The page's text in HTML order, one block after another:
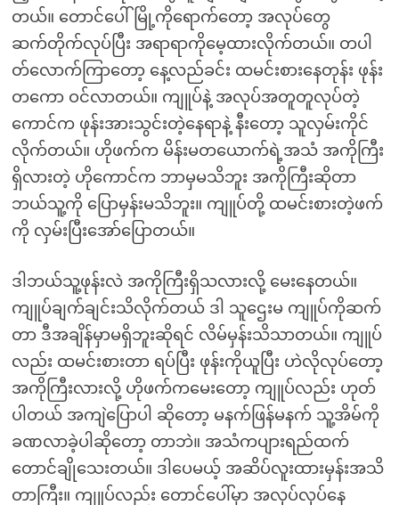
တယ်။ တောင်ပေါ်မြို့ကိုရောက်တော့ အလုပ်တွေ
ဆက်တိုက်လုပ်ပြီး အရာရာကိုမေ့ထားလိုက်တယ်။ တပါ
တ်လောက်ကြာတော့ နေ့လည်ခင်း ထမင်းစားနေတုန်း ဖုန်း
တကော ဝင်လာတယ်။ ကျူပ်နဲ့ အလုပ်အတူတူလုပ်တဲ့
ကောင်က ဖုန်းအားသွင်းတဲ့နေရာနဲ့ နီးတော့ သူလှမ်းကိုင်
လိုက်တယ်။ ဟိုဖက်က မိန်းမတယောက်ရဲ့အသံ အကိုကြီး
ရှိလားတဲ့ ဟိုကောင်က ဘာမှမသိဘူး အကိုကြီးဆိုတာ
ဘယ်သူ့ကို ပြောမှန်းမသိဘူး။ ကျူပ်တို့ ထမင်းစားတဲ့ဖက်
ကို လှမ်းပြီးအော်ပြောတယ်။
ဒါဘယ်သူ့ဖုန်းလဲ အကိုကြီးရှိသလားလို့ မေးနေတယ်။
ကျူပ်ချက်ချင်းသိလိုက်တယ် ဒါ သူဌေးမ ကျူပ်ကိုဆက်
တာ ဒီအချိန်မှာမရှိဘူးဆိုရင် လိမ်မှန်းသိသာတယ်။ ကျူပ်
လည်း ထမင်းစားတာ ရပ်ပြီး ဖုန်းကိုယူပြီး ဟဲလိုလုပ်တော့
အကိုကြီးလားလို့ ဟိုဖက်ကမေးတော့ ကျူပ်လည်း ဟုတ်
ပါတယ် အကျဲပြောပါ ဆိုတော့ မနက်ဖြန်မနက် သူ့အိမ်ကို
ခဏလာခဲ့ပါဆိုတော့ တာဘဲ။ အသံကပျားရည်ထက်
တောင်ချိုသေးတယ်။ ဒါပေမယ့် အဆိပ်လူးထားမှန်းအသိ
တာကြီး။ ကျူပ်လည်း တောင်ပေါ်မှာ အလုပ်လုပ်နေ